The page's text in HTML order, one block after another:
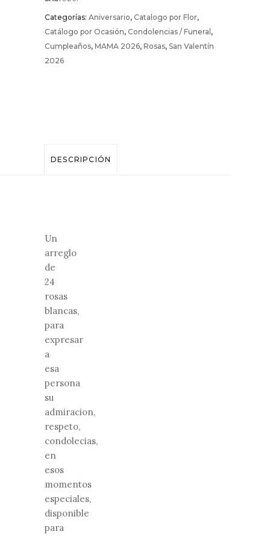
quantity
Categorías: Aniversario, Catalogo por Flor,
Catálogo por Ocasión, Condolencias / Funeral ,
Cumpleaños, MAMA 2026, Rosas, San Valentín
2026
DESCRIPCIÓN
Un
arreglo
de
24
rosas
blancas,
para
expresar
a
esa
persona
su
admiracion,
respeto,
condolecias,
en
esos
momentos
especiales,
disponible
para